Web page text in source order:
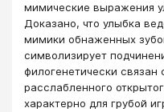
мимические выражения
Доказано, что улыбка
мимики обнаженных
символизирует
филогенетически
расслабленного
характерно для грубой